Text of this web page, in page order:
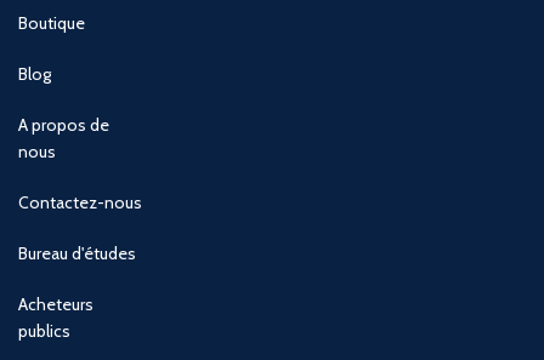
Boutique
Blog
A propos de
nous
Contactez-nous
Bureau d'études
Acheteurs
publics